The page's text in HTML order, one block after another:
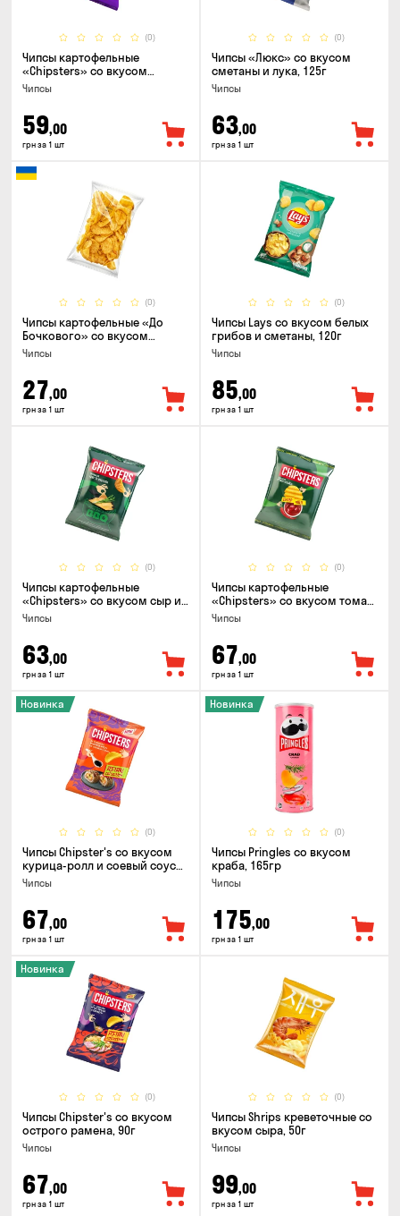
(0)
Чипсы картофельные
«Chipsters» со вкусом
острый удон, 100г
Чипсы
59,00
грн за 1 шт
(0)
Чипсы «Люкс» со вкусом
сметаны и лука, 125г
Чипсы
63,00
грн за 1 шт
(0)
Чипсы картофельные «До
Бочкового» со вкусом
сметаны с зеленью, 100г
Чипсы
27,00
грн за 1 шт
(0)
Чипсы Lays со вкусом белых
грибов и сметаны, 120г
Чипсы
85,00
грн за 1 шт
(0)
Чипсы картофельные
«Chipsters» со вкусом сыр и
лук, 95г
Чипсы
63,00
грн за 1 шт
(0)
Чипсы картофельные
«Chipsters» со вкусом томат
спайси, 95г
Чипсы
67,00
грн за 1 шт
(0)
Новинка
Чипсы Chipster's со вкусом
курица-ролл и соевый соус
90г
Чипсы
67,00
грн за 1 шт
(0)
Новинка
Чипсы Pringles со вкусом
краба, 165гр
Чипсы
175,00
грн за 1 шт
(0)
Новинка
Чипсы Chipster's со вкусом
острого рамена, 90г
Чипсы
67,00
грн за 1 шт
(0)
Чипсы Shrips креветочные со
вкусом сыра, 50г
Чипсы
99,00
грн за 1 шт